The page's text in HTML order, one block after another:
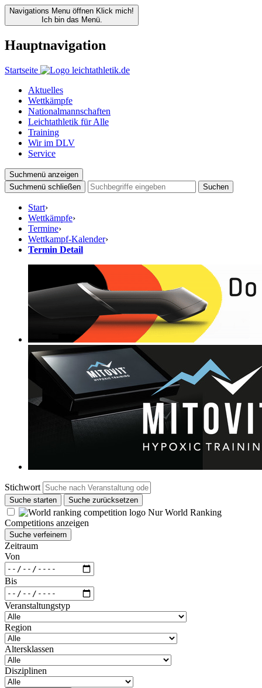
Navigations Menu öffnen Klick mich!
Ich bin das Menü.
Hauptnavigation
Startseite
Aktuelles
Wettkämpfe
Nationalmannschaften
Leichtathletik für Alle
Training
Wir im DLV
Service
Suchmenü anzeigen
Suchmenü schließen
Suchen
Start›
Wettkämpfe›
Termine›
Wettkampf-Kalender›
Termin Detail
Stichwort
Suche starten Suche zurücksetzen
Nur World Ranking
Competitions anzeigen
Suche verfeinern
Zeitraum
Von
Bis
Veranstaltungstyp
Region
Altersklassen
Disziplinen